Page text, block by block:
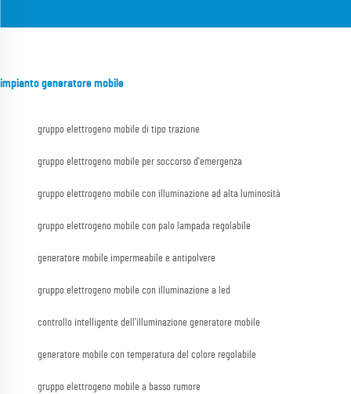
impianto generatore mobile
gruppo elettrogeno mobile di tipo trazione
gruppo elettrogeno mobile per soccorso d'emergenza
gruppo elettrogeno mobile con illuminazione ad alta luminosità
gruppo elettrogeno mobile con palo lampada regolabile
generatore mobile impermeabile e antipolvere
gruppo elettrogeno mobile con illuminazione a led
controllo intelligente dell'illuminazione generatore mobile
generatore mobile con temperatura del colore regolabile
gruppo elettrogeno mobile a basso rumore